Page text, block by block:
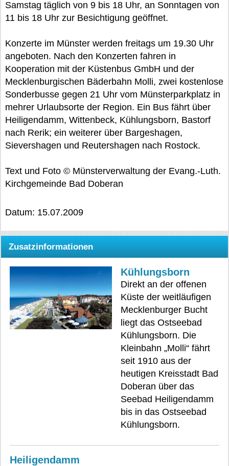
Samstag täglich von 9 bis 18 Uhr, an Sonntagen von
11 bis 18 Uhr zur Besichtigung geöffnet.
Konzerte im Münster werden freitags um 19.30 Uhr
angeboten. Nach den Konzerten fahren in
Kooperation mit der Küstenbus GmbH und der
Mecklenburgischen Bäderbahn Molli, zwei kostenlose
Sonderbusse gegen 21 Uhr vom Münsterparkplatz in
mehrer Urlaubsorte der Region. Ein Bus fährt über
Heiligendamm, Wittenbeck, Kühlungsborn, Bastorf
nach Rerik; ein weiterer über Bargeshagen,
Sievershagen und Reutershagen nach Rostock.
Text und Foto © Münsterverwaltung der Evang.-Luth.
Kirchgemeinde Bad Doberan
Datum: 15.07.2009
Zusatzinformationen
Kühlungsborn
Direkt an der offenen
Küste der weitläufigen
Mecklenburger Bucht
liegt das Ostseebad
Kühlungsborn. Die
Kleinbahn „Molli“ fährt
seit 1910 aus der
heutigen Kreisstadt Bad
Doberan über das
Seebad Heiligendamm
bis in das Ostseebad
Kühlungsborn.
Heiligendamm